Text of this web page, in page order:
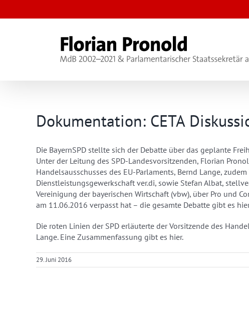
Inhalt
Dokumentation: CETA
Die BayernSPD stellte sich der Debatte über das geplante
Unter der Leitung des SPD-Landesvorsitzenden, Florian
Handelsausschusses des EU-Parlaments, Bernd Lange,
Dienstleistungsgewerkschaft ver.di, sowie Stefan Albat,
Vereinigung der bayerischen Wirtschaft (vbw), über Pro und
am 11.06.2016 verpasst hat – die gesamte Debatte gibt es
Die roten Linien der SPD erläuterte der Vorsitzende des
Lange. Eine Zusammenfassung gibt es hier.
29. Juni 2016